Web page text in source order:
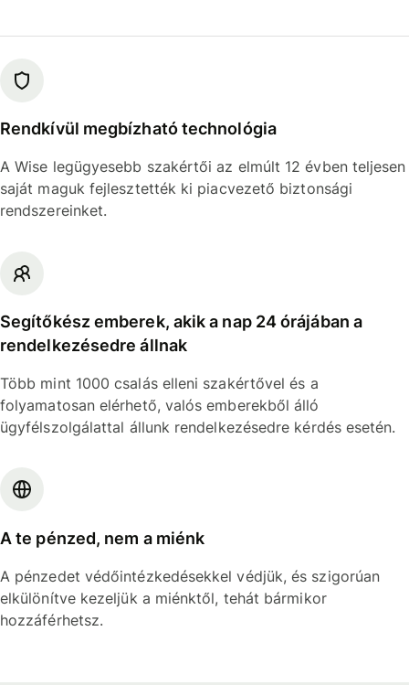
Rendkívül megbízható technológia
A Wise legügyesebb szakértői az elmúlt 12 évben teljesen
saját maguk fejlesztették ki piacvezető biztonsági
rendszereinket.
Segítőkész emberek, akik a nap 24 órájában a
rendelkezésedre állnak
Több mint 1000 csalás elleni szakértővel és a
folyamatosan elérhető, valós emberekből álló
ügyfélszolgálattal állunk rendelkezésedre kérdés esetén.
A te pénzed, nem a miénk
A pénzedet védőintézkedésekkel védjük, és szigorúan
elkülönítve kezeljük a miénktől, tehát bármikor
hozzáférhetsz.